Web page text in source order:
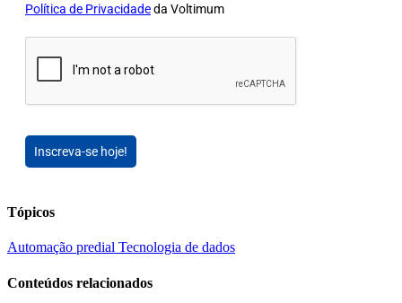
Política de Privacidadeda Voltimum
Inscreva-se hoje!
Tópicos
Automação predial Tecnologia de dados
Conteúdos relacionados